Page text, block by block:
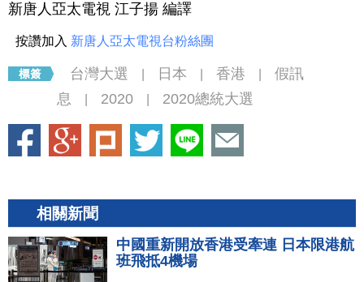
新唐人亞太電視 江子揚 編譯
按讚加入 新唐人亞太電視台粉絲團
台灣大選 日本 香港
假訊
息
2020 2020總統大選
相關新聞
中國重新開放香港受牽連 日本限港航
班飛抵4機場